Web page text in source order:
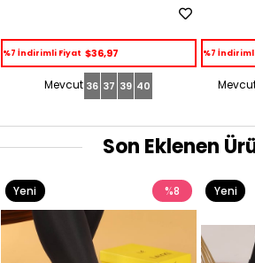
%7 İndirimli Fiyat $36,97
36 37 39 40
%7
Son Eklenen
%8
Yeni
Ürün
Yeni